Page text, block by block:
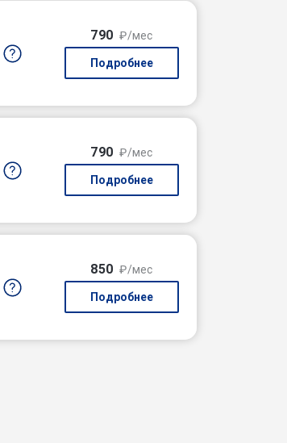
790 ₽/мес
Подробнее
790 ₽/мес
Подробнее
850 ₽/мес
Подробнее